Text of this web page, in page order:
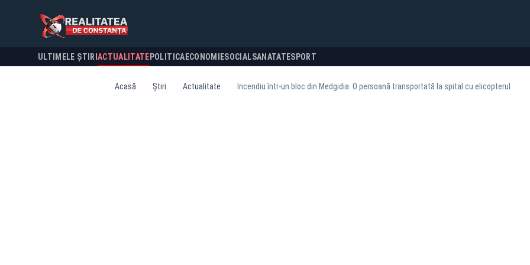
ULTIMELE ȘTIRI ACTUALITATE POLITICA ECONOMIESOCIALSANATATESPORT
Acasă Știri Actualitate Incendiu într-un bloc din Medgidia. O persoană transportată la spital cu elicopterul